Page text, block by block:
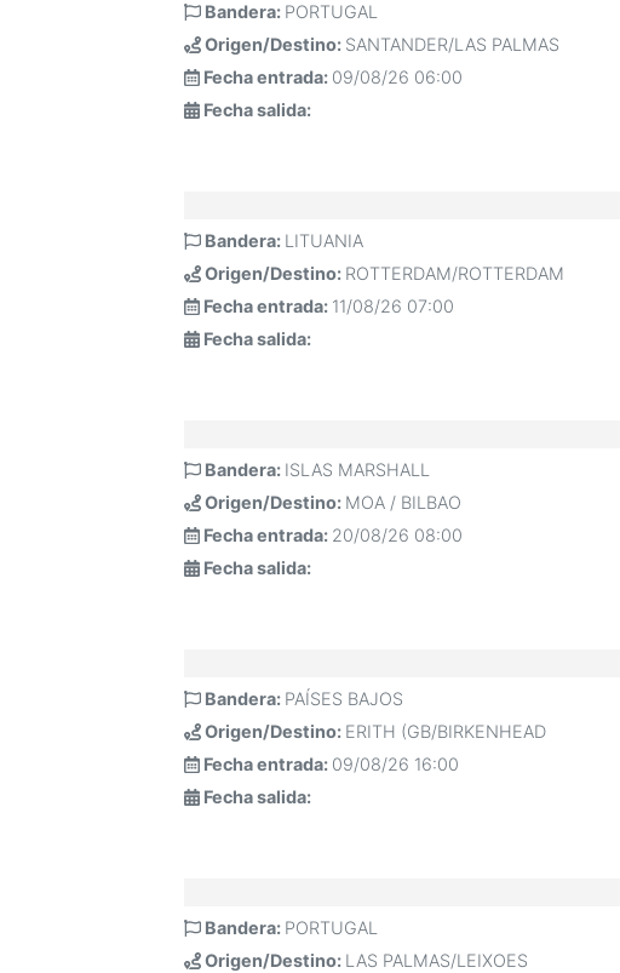
Bandera: PORTUGAL
Origen/Destino: SANTANDER/LAS PALMAS
Fecha entrada: 09/08/26 06:00
Fecha salida:
Bandera: LITUANIA
Origen/Destino: ROTTERDAM/ROTTERDAM
Fecha entrada: 11/08/26 07:00
Fecha salida:
Bandera: ISLAS MARSHALL
Origen/Destino: MOA / BILBAO
Fecha entrada: 20/08/26 08:00
Fecha salida:
Bandera: PAÍSES BAJOS
Origen/Destino: ERITH (GB/BIRKENHEAD
Fecha entrada: 09/08/26 16:00
Fecha salida:
Bandera: PORTUGAL
Origen/Destino: LAS PALMAS/LEIXOES